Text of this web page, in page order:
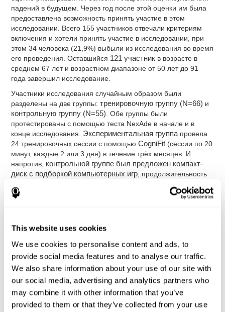
This website uses cookies
We use cookies to personalise content and ads, to
provide social media features and to analyse our traffic.
We also share information about your use of our site with
our social media, advertising and analytics partners who
may combine it with other information that you’ve
provided to them or that they’ve collected from your use
падений в будущем. Через год после этой оценки им была
предоставлена возможность принять участие в этом
исследовании. Всего 155 участников отвечали критериям
включения и хотели принять участие в исследовании, при
этом 34 человека (21,9%) выбыли из исследования во время
его проведения. Оставшийся 121 участник в возрасте в
среднем 67 лет и возрастном диапазоне от 50 лет до 91
года завершил исследование.
Участники исследования случайным образом были
разделены на две группы:тренировочную группу (N=66) и
контрольную группу (N=55) . Обе группы были
протестированы с помощью теста NexAde в начале и в
конце исследования. Экспериментальная группа провела
24 тренировочных сессии с помощьюCogniFit (сессии по 20
минут, каждые 2 или 3 дня) в течение трёх месяцев. И
напротив, контрольной группе был предложен компакт-
диск с подборкой компьютерных игр , продолжительность
- это стандартизированное, надёжное и
следующие способности: фокусированное внимание,
удерживаемое внимание, распознавание, память,
зрительно-пространственное запоминание,
кратковременную пространственную память,
исполнительные функции и когнитивную гибкость.
Компакт-диск с компьютерными играми включал 12
популярных игр: Mathematical triangle, Labyrinth, X-O,
Tangram, Tennis, Memory - Simon, Memory - Pairs,